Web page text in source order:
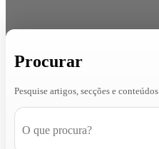
Procurar
Pesquise artigos, secções e conteúdos